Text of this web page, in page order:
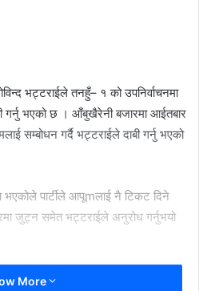
भट्टराईले तनहुँ– १ को उपनिर्वाचनमा
गर्नु भएको छ । आँबुखैरेनी बजारमा आईतबार
सम्बोधन गर्दै भट्टराईले दाबी गर्नु भएको
भएकोले पार्टीले आपूmलाई नै टिकट दिने
जुट्न समेत भट्टराईले अनुरोध गर्नुभयो
सबैसँग भेटहुँदा सबैले आफुलाई उम्मेदवार
More